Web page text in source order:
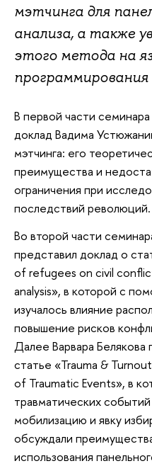
мэтчинга для
анализа, а также
этого метода на
программирования
В первой части семинара
доклад Вадима
мэтчинга: его
преимущества и
ограничения при
последствий революций.
Во второй части
представил доклад о
of refugees on civil
analysis», в которой с
изучалось влияние
повышение рисков
Далее Варвара Белякова
статье «Trauma &
of Traumatic Events», в
травматических
мобилизацию и явку
обсуждали
использования